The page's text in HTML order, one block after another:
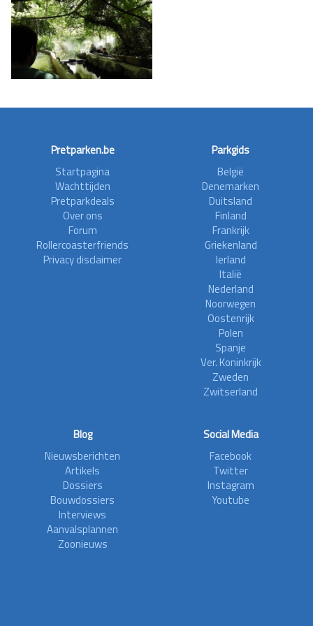
Pretparken.be
Startpagina
Wachttijden
Pretparkdeals
Over ons
Forum
Rollercoasterfriends
Privacy disclaimer
Parkgids
België
Denemarken
Duitsland
Finland
Frankrijk
Griekenland
Ierland
Italië
Nederland
Noorwegen
Oostenrijk
Polen
Spanje
Ver. Koninkrijk
Zweden
Zwitserland
Blog
Nieuwsberichten
Artikels
Dossiers
Bouwdossiers
Interviews
Aanvalsplannen
Zoonieuws
Social Media
Facebook
Twitter
Instagram
Youtube